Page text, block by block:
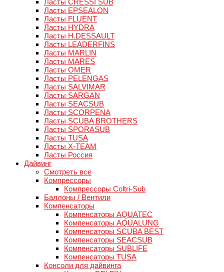
Ласты CRESSI SUB
Ласты EPSEALON
Ласты FLUENT
Ласты HYDRA
Ласты H.DESSAULT
Ласты LEADERFINS
Ласты MARLIN
Ласты MARES
Ласты OMER
Ласты PELENGAS
Ласты SALVIMAR
Ласты SARGAN
Ласты SEACSUB
Ласты SCORPENA
Ласты SCUBA BROTHERS
Ласты SPORASUB
Ласты TUSA
Ласты X-TEAM
Ласты Россия
Дайвинг
Смотреть все
Компрессоры
Компрессоры Coltri-Sub
Баллоны / Вентили
Компенсаторы
Компенсаторы AQUATEC
Компенсаторы AQUALUNG
Компенсаторы SCUBA BEST
Компенсаторы SEACSUB
Компенсаторы SUBLIFE
Компенсаторы TUSA
Консоли для дайвинга